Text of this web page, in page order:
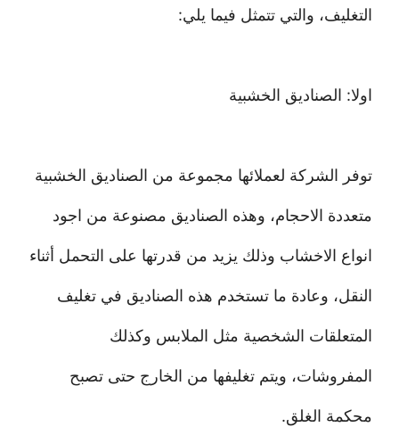
التغليف، والتي تتمثل فيما يلي:
اولا: الصناديق الخشبية
توفر الشركة لعملائها مجموعة من الصناديق الخشبية
متعددة الاحجام، وهذه الصناديق مصنوعة من اجود
انواع الاخشاب وذلك يزيد من قدرتها على التحمل أثناء
النقل، وعادة ما تستخدم هذه الصناديق في تغليف
المتعلقات الشخصية مثل الملابس وكذلك
المفروشات، ويتم تغليفها من الخارج حتى تصبح
محكمة الغلق.